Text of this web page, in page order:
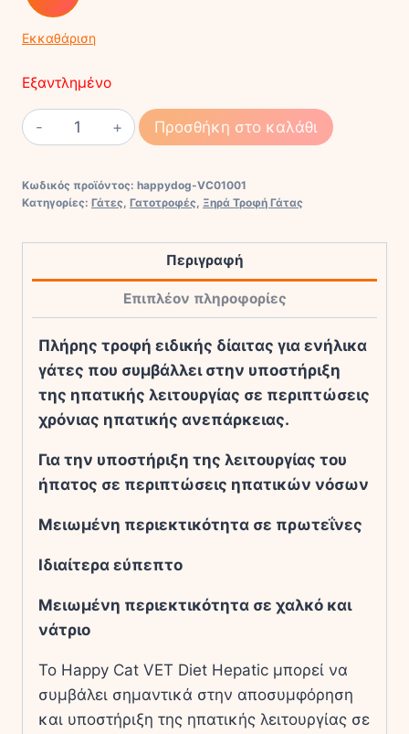
Εκκαθάριση
Εξαντλημένο
Happy
Cat
Diet
ποσότητα
Προσθήκη στο καλάθι
Κωδικός προϊόντος: happydog-VC01001
Κατηγορίες: Γάτες Γατοτροφές Ξηρά Τροφή Γάτας
Περιγραφή
Επιπλέον πληροφορίες
Πλήρης τροφή ειδικής δίαιτας για ενήλικα
γάτες που συμβάλλει στην υποστήριξη
της ηπατικής λειτουργίας σε περιπτώσεις
χρόνιας ηπατικής ανεπάρκειας.
Για την υποστήριξη της λειτουργίας του
ήπατος σε περιπτώσεις ηπατικών νόσων
Μειωμένη περιεκτικότητα σε πρωτεΐνες
Ιδιαίτερα εύπεπτο
Μειωμένη περιεκτικότητα σε χαλκό και
νάτριο
Το Happy Cat VET Diet Hepatic μπορεί να
συμβάλει σημαντικά στην αποσυμφόρηση
και υποστήριξη της ηπατικής λειτουργίας σε